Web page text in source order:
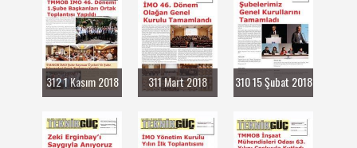
312 1 Kasım 2018 311 Mart 2018 310 15 Şubat 2018